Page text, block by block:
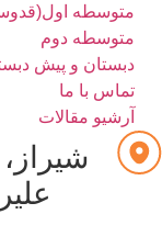
متوسطه
متوسطه دوم
دبستان و پیش
تماس با ما
آرشیو مقالات